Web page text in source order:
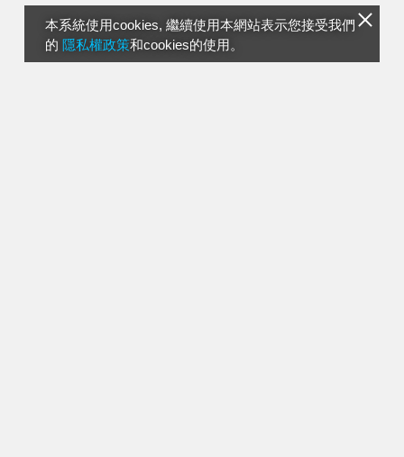
本系統使用cookies, 繼續使用本網站表示您接受我們
的 隱私權政策和cookies的使用。